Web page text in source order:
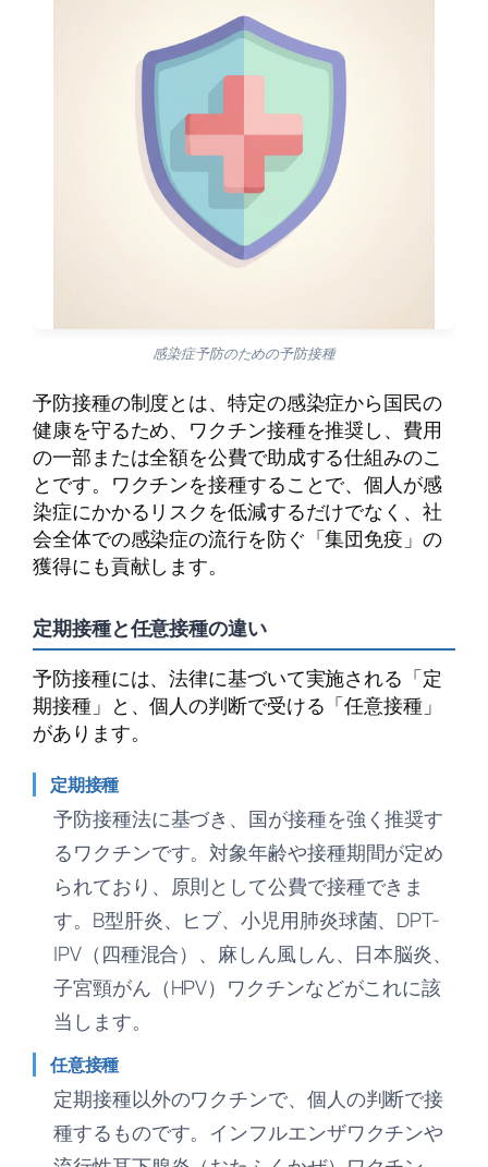
感染症予防のための予防接種
予防接種の制度とは、特定の感染症から国民の
健康を守るため、ワクチン接種を推奨し、費用
の一部または全額を公費で助成する仕組みのこ
とです。ワクチンを接種することで、個人が感
染症にかかるリスクを低減するだけでなく、社
会全体での感染症の流行を防ぐ「集団免疫」の
獲得にも貢献します。
定期接種と任意接種の違い
予防接種には、法律に基づいて実施される「定
期接種」と、個人の判断で受ける「任意接種」
があります。
定期接種
予防接種法に基づき、国が接種を強く推奨す
るワクチンです。対象年齢や接種期間が定め
られており、原則として公費で接種できま
す。B型肝炎、ヒブ、小児用肺炎球菌、DPT-
IPV（四種混合）、麻しん風しん、日本脳炎、
子宮頸がん（HPV）ワクチンなどがこれに該
当します。
任意接種
定期接種以外のワクチンで、個人の判断で接
種するものです。インフルエンザワクチンや